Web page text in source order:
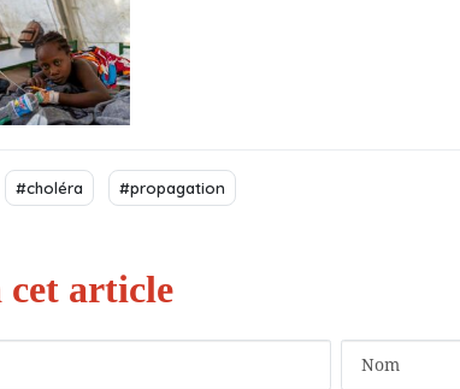
#choléra #propagation